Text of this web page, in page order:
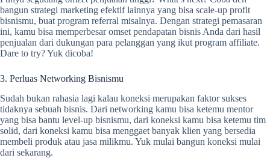
bangun strategi marketing efektif lainnya yang bisa scale-up profit
bisnismu, buat program referral misalnya. Dengan strategi pemasaran
ini, kamu bisa memperbesar omset pendapatan bisnis Anda dari hasil
penjualan dari dukungan para pelanggan yang ikut program affiliate.
Dare to try? Yuk dicoba!
3. Perluas Networking Bisnismu
Sudah bukan rahasia lagi kalau koneksi merupakan faktor sukses
tidaknya sebuah bisnis. Dari networking kamu bisa ketemu mentor
yang bisa bantu level-up bisnismu, dari koneksi kamu bisa ketemu tim
solid, dari koneksi kamu bisa menggaet banyak klien yang bersedia
membeli produk atau jasa milikmu. Yuk mulai bangun koneksi mulai
dari sekarang.